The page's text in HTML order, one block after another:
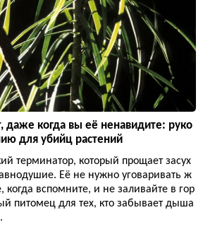
даже когда вы её ненавидите: руко
для убийц растений
терминатор, который прощает засух
Её не нужно уговаривать ж
когда вспомните, и не заливайте в гор
питомец для тех, кто забывает дыша